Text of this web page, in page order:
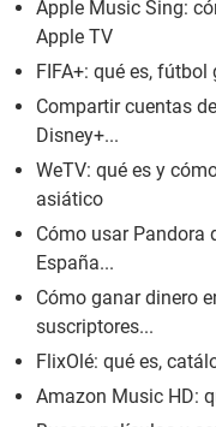
Apple Music Sing:
Apple TV
FIFA+: qué es,
Compartir cuentas
Disney+...
WeTV: qué es y
asiático
Cómo usar Pandora
España...
Cómo ganar dinero
suscriptores...
FlixOlé: qué es,
Amazon Music HD: